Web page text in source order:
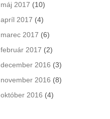
máj 2017 (10)
apríl 2017 (4)
marec 2017 (6)
február 2017 (2)
december 2016 (3)
november 2016 (8)
október 2016 (4)